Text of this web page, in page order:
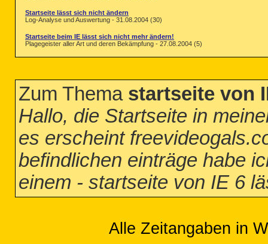
Startseite lässt sich nicht ändern
Log-Analyse und Auswertung - 31.08.2004 (30)
Startseite beim IE lässt sich nicht mehr ändern!
Plagegeister aller Art und deren Bekämpfung - 27.08.2004 (5)
Zum Thema startseite von
Hallo, die Startseite in
es erscheint
befindlichen einträge habe
einem - startseite von IE 6
Alle Zeitangaben in